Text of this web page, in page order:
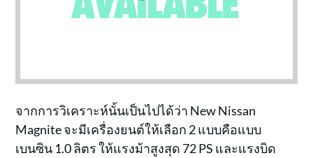
จากการวิเคราะห์นั้นเป็นไปได้ว่า New Nissan
Magnite จะมีเครื่องยนต์ให้เลือก 2 แบบคือแบบ
เบนซิน 1.0 ลิตร ให้แรงม้าสูงสุด 72 PS และแรงบิด